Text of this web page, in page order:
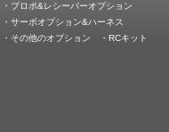
・プロポ&レシーバーオプション
・サーボオプション&ハーネス
・その他のオプション
・RCキット